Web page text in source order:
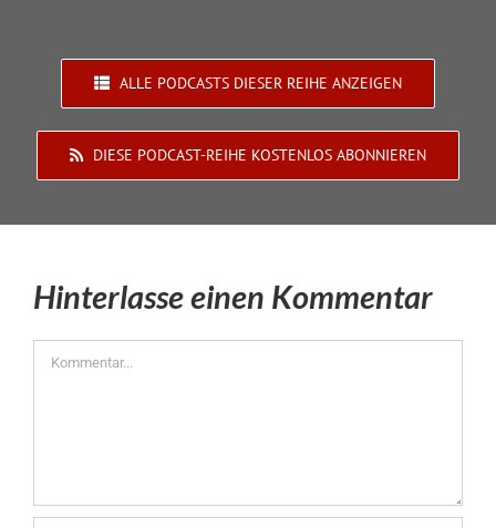
ALLE PODCASTS DIESER REIHE ANZEIGEN
DIESE PODCAST-REIHE KOSTENLOS ABONNIEREN
Hinterlasse einen Kommentar